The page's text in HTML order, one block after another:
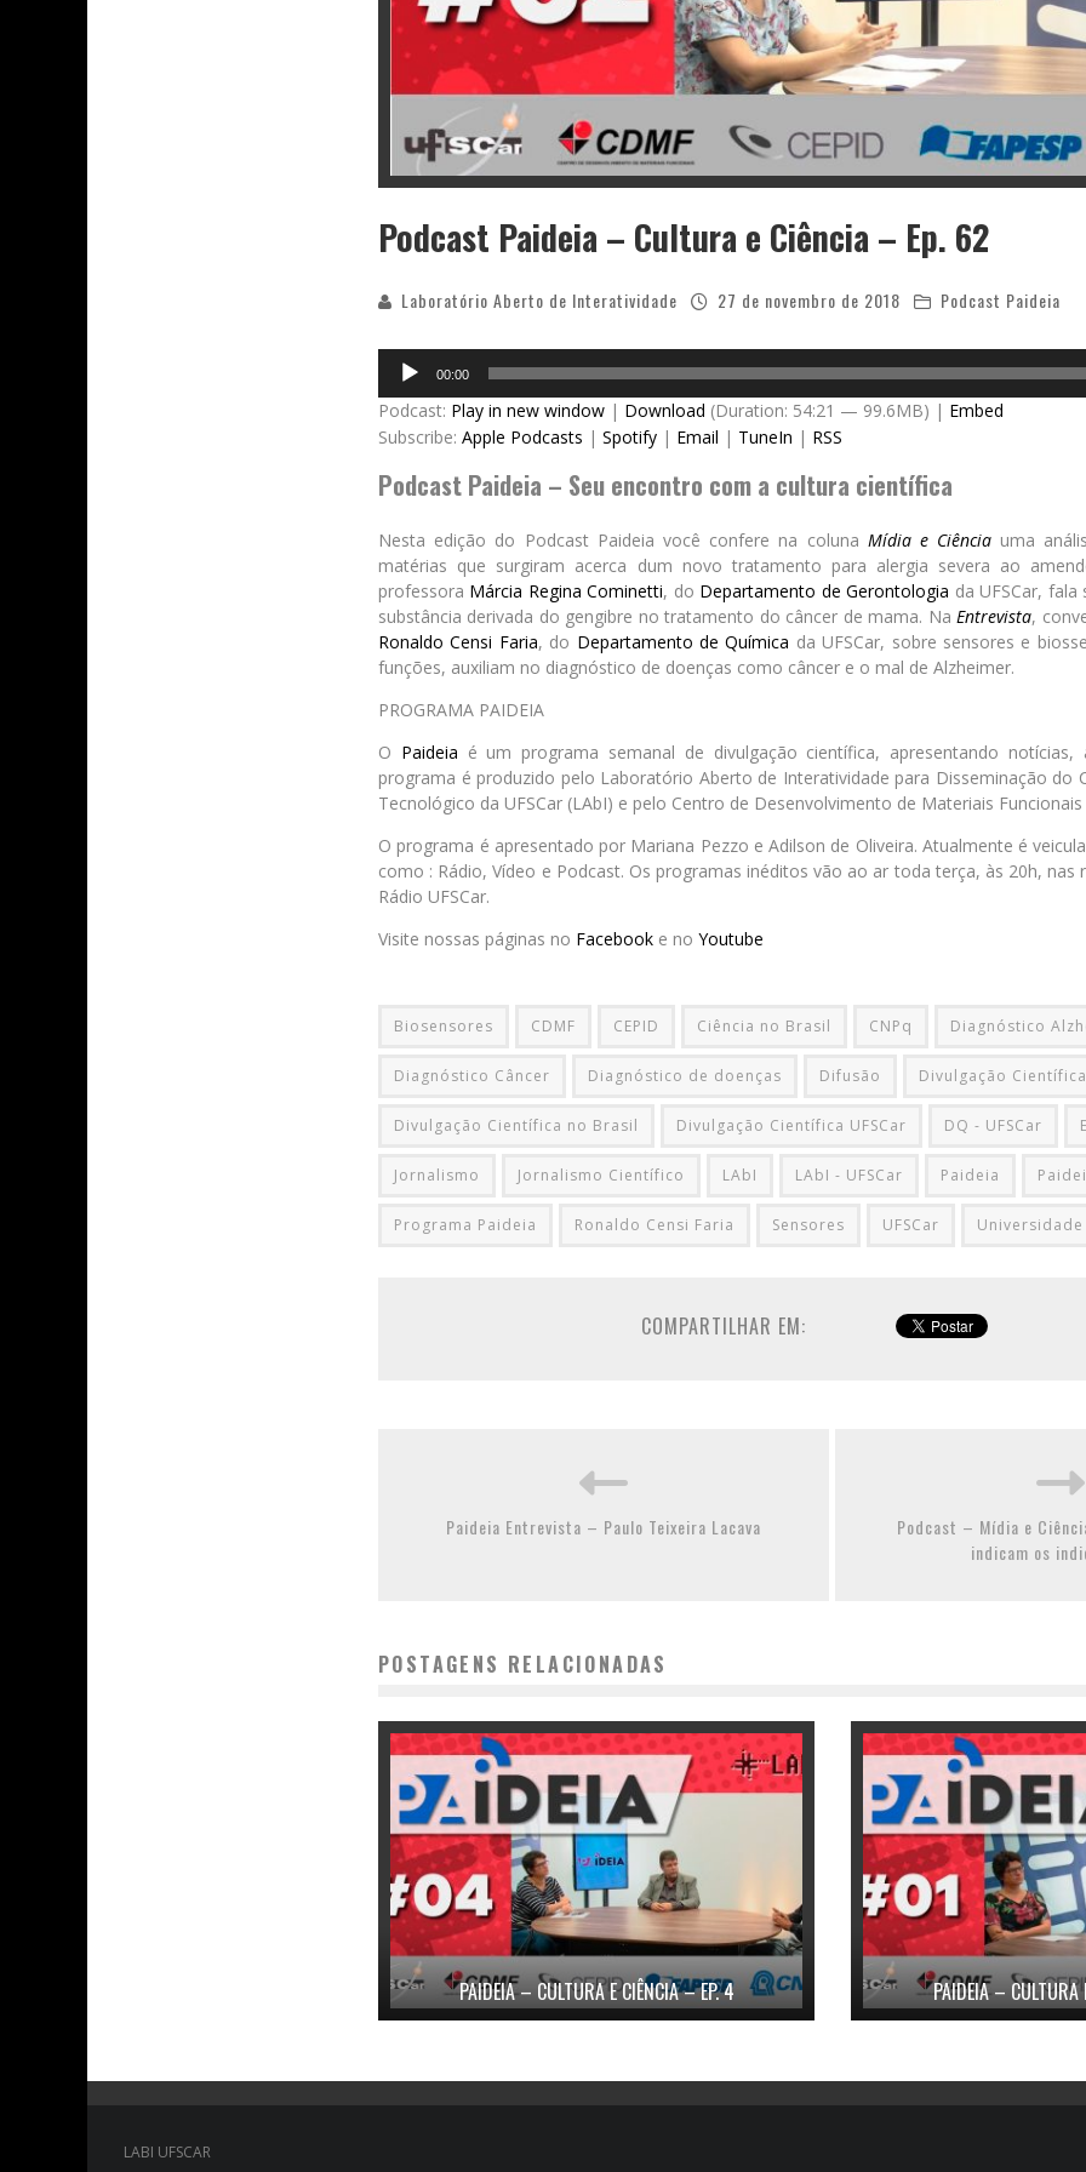
Podcast Paideia – Cultura e Ciência – Ep. 62
Laboratório Aberto de Interatividade 27 de novembro de 2018 Podcast Paideia
Audio
Player
00:00
Podcast: Play in new window | Download (Duration: 54:21 — 99.6MB) | Embed
Subscribe: Apple Podcasts | Spotify | Email | TuneIn | RSS
Podcast Paideia – Seu encontro com a cultura científica
Nesta edição do Podcast Paideia você confere na coluna Mídia e Ciência uma
matérias que surgiram acerca dum novo tratamento para alergia severa ao
professora Márcia Regina Cominetti, do Departamento de Gerontologia da UFSCar,
substância derivada do gengibre no tratamento do câncer de mama. NaEntrevista,
Ronaldo Censi Faria, do Departamento de Química da UFSCar, sobre sensores e
funções, auxiliam no diagnóstico de doenças como câncer e o mal de Alzheimer.
PROGRAMA PAIDEIA
O Paideia é um programa semanal de divulgação científica, apresentando notícias,
programa é produzido pelo Laboratório Aberto de Interatividade para Disseminação do
Tecnológico da UFSCar (LAbI) e pelo Centro de Desenvolvimento de Materiais Funcionais
O programa é apresentado por Mariana Pezzo e Adilson de Oliveira. Atualmente é
como : Rádio, Vídeo e Podcast. Os programas inéditos vão ao ar toda terça, às 20h, nas
Rádio UFSCar.
Visite nossas páginas no Facebook e no Youtube
Biosensores CDMF CEPID Ciência no Brasil CNPq Diagnóstico
Diagnóstico Câncer Diagnóstico de doenças Difusão Divulgação Científica
Divulgação Científica no Brasil Divulgação Científica UFSCar DQ - UFSCar
Jornalismo Jornalismo Científico LAbI LAbI - UFSCar Paideia
Programa Paideia Ronaldo Censi Faria Sensores UFSCar
COMPARTILHAR EM:
Paideia Entrevista – Paulo Teixeira Lacava
Podcast – Mídia e
indicam os
POSTAGENS RELACIONADAS
PAIDEIA – CULTURA E CIÊNCIA – EP. 4 PAIDEIA – CULTURA
LABI UFSCAR